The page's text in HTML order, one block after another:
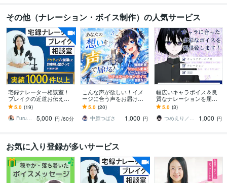
その他（ナレーション・ボイス制作）の人気サービス
宅録ナレーター相談室！
ブレイクの近道お伝えし
ます もっとアクティブに
行動してお客様と繋がっ
ていきたい方！
5.0 (19)
Furuno 元通販番組MC
5,000 円 /60分
こんな声が欲しい！イメ
ージに合う声をお届けし
ます イメージが曖昧でも
大丈夫｜作品に合う声を
ご提案します
5.0 (20)
中原つばさ
1,000 円
幅広いキャラボイス＆良
質なナレーションを届け
ます 少女から青年まで！
あなたの望むキャラボイ
スをお届け！
5.0 (3)
つめえり／声のお仕事
1,000 円
お気に入り登録が多いサービス